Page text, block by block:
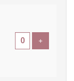
+Voeg